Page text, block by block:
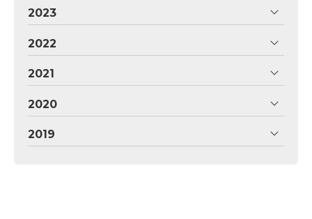
2023
2022
2021
2020
2019